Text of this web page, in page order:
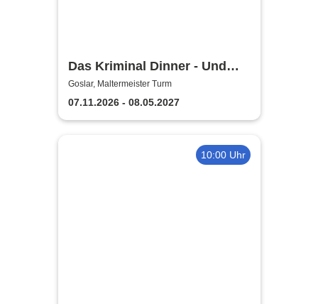
Das Kriminal Dinner - Und
raus bist du
Goslar, Maltermeister Turm
07.11.2026 - 08.05.2027
10:00 Uhr